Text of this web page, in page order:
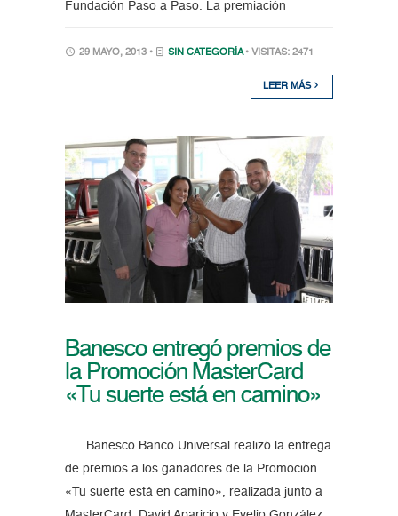
Fundación Paso a Paso. La premiación
29 MAYO, 2013 • SIN CATEGORÍA • VISITAS: 2471
LEER MÁS
Banesco entregó premios de
la Promoción MasterCard
«Tu suerte está en camino»
Banesco Banco Universal realizó la entrega
de premios a los ganadores de la Promoción
«Tu suerte está en camino», realizada junto a